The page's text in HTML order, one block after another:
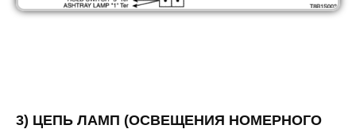
3) ЦЕПЬ ЛАМП (ОСВЕЩЕНИЯ НОМЕРНОГО